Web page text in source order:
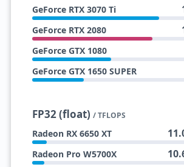
GeForce RTX 3070 Ti
GeForce RTX 2080
GeForce GTX 1080
GeForce GTX 1650 SUPER
FP32 (float) / TFLOPS
Radeon RX 6650 XT
Radeon Pro W5700X